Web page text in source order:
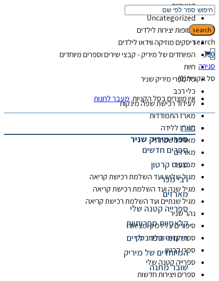
קטגוריות
Uncategorized
אסופות יצירות לילדים
דיסקים מוזיקה ווידאו לילדים
המיוחדים של מיריק - קבצי שירים וספרים מיוחדים
חיות
כל ספרי מיריק שניר
כלי רכב
לעידוד רכישת שפה מינקות
מארז התמודדות
מארז ללידה
מארז משפחתי
מארזים
מבצעים
מגיל שלוש ועד השלמת רכישת קריאה
מגיל שנה ועד השלמת רכישת קריאה
מגיל שנתיים ועד השלמת רכישת קריאה
נהר שניר
סיפורים על דמיון ומציאות
ספרי קדיה מולדובסקי
ספרי קרטון
ספרייה קטנה שלי
ספרים ויצירות חדשות
search
search
0
סגירה
סל הקניות(0)
אין מוצרים בסל הקניות. מעבר לחנות
חנות
ספרי מיריק שניר
ספרים חדשים
ספרי קרטון
רבי מכר
מארזים
ספרייה קטנה שלי
קלאסיות ספרותיות
תרגומי ספרי ילדים
המיוחדים של מיריק
שובר מתנה